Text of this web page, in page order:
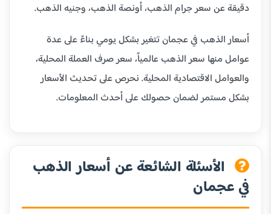
دقيقة عن سعر جرام الذهب، أونصة الذهب، وجنيه الذهب.
أسعار الذهب في عجمان تتغير بشكل يومي بناءً على عدة
عوامل منها سعر الذهب عالمياً، سعر صرف العملة المحلية،
والعوامل الاقتصادية المحلية. نحرص على تحديث الأسعار
بشكل مستمر لضمان حصولك على أحدث المعلومات.
الأسئلة الشائعة عن أسعار الذهب
في عجمان